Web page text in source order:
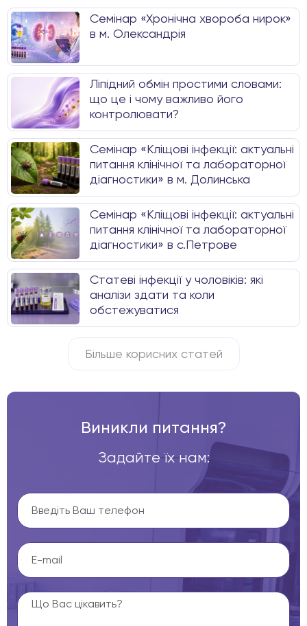
Семінар «Хронічна хвороба нирок»
в м. Олександрія
Ліпідний обмін простими словами:
що це і чому важливо його
контролювати?
Семінар «Кліщові інфекції: актуальні
питання клінічної та лабораторної
діагностики» в м. Долинська
Семінар «Кліщові інфекції: актуальні
питання клінічної та лабораторної
діагностики» в с.Петрове
Статеві інфекції у чоловіків: які
аналізи здати та коли
обстежуватися
Більше корисних статей
Виникли питання?
Задайте їх нам: